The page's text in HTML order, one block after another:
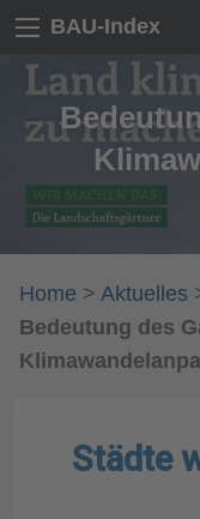
BAU-Index
Home > Aktuelles
Bedeutung des
Städte